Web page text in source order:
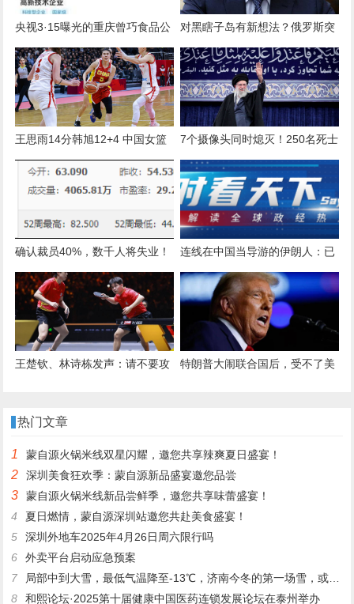
央视3·15曝光的重庆曾巧食品公
司系高新技术企业 此前多次因食
品安全被处罚
对黑瞎子岛有新想法？俄罗斯突
然加速建口岸，立下了为期3年
的“军令状”
王思雨14分韩旭12+4 中国女篮
胜捷克获世界杯资格
7个摄像头同时熄灭！250名死士
突袭哈梅内伊总部，100人被杀
确认裁员40%，数千人将失业！
股价暴涨
连线在中国当导游的伊朗人：已
联系不上家人，我很担心他们
王楚钦、林诗栋发声：请不要攻
特朗普大闹联合国后，受不了美
热门文章
1 蒙自源火锅米线双星闪耀，邀您共享辣爽夏日盛宴！
2 深圳美食狂欢季：蒙自源新品盛宴邀您品尝
3
蒙自源火锅米线新品尝鲜季，邀您共享味蕾盛宴！
4
夏日燃情，蒙自源深圳站邀您共赴美食盛宴！
5
深圳外地车2025年4月26日周六限行吗
6
外卖平台启动应急预案
7
局部中到大雪，最低气温降至-13℃，济南今冬的第一场雪，或跟去年同一时间！
8
和熙论坛·2025第十届健康中国医药连锁发展论坛在泰州举办